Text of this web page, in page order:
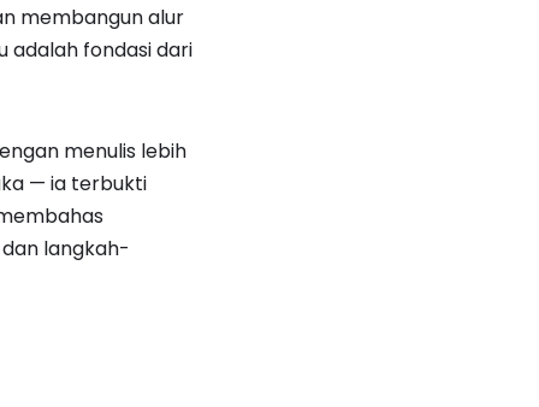
membangun alur
adalah fondasi dari
menulis lebih
— ia terbukti
langkah-